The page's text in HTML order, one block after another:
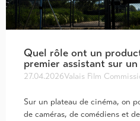
Quel rôle ont un
premier assistant sur
27.04.2026Valais Film
Sur un plateau de cinéma, on
de caméras, de comédiens et